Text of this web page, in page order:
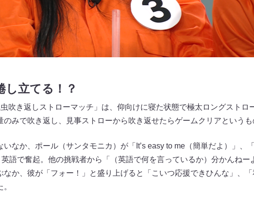
し立てる！？
吹き返しストローマッチ」は、仰向けに寝た状態で極太ロングストロ
みで吹き返し、見事ストローから吹き返せたらゲームクリアというも
なか、ポール（サンタモニカ）が「It’s easy to me（簡単だよ）」、
語で奮起。他の挑戦者から「（英語で何を言っているか）分かんねー
なか、彼が「フォー！」と盛り上げると「こいつ応援できひんな」、